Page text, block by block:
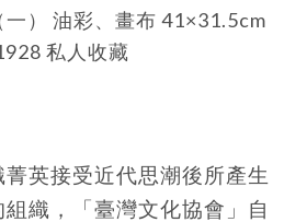
一） 油彩、畫布 41×31.5cm
私人收藏
英接受近代思潮後所產生
織，「臺灣文化協會」自